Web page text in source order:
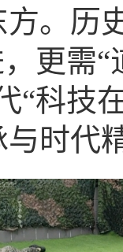
方。历
，更需
“科技
时代